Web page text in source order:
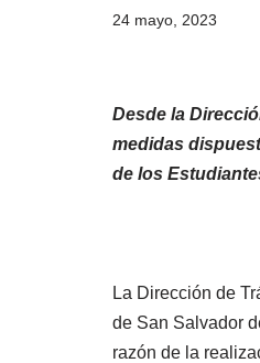
24 mayo, 2023
Desde la
medidas
de los
La Dirección de
de San Salvador
razón de la